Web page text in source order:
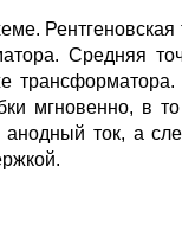
Рентгеновская
Средняя
мгновенно, в
ток, а